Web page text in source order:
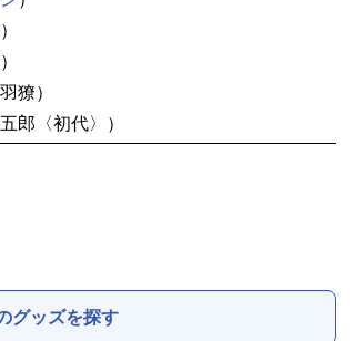
獠）
郎〈初代〉）
グッズを探す